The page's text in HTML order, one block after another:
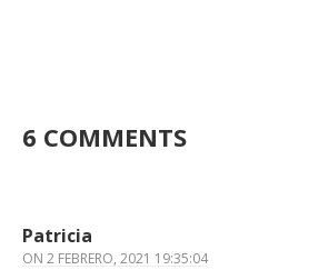
6 COMMENTS
Patricia
ON 2 FEBRERO, 2021 19:35:04